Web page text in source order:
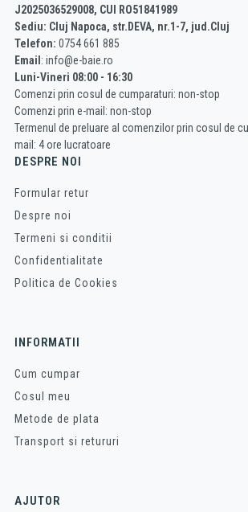
J2025036529008, CUI RO51841989
Sediu: Cluj Napoca, str.DEVA, nr.1-7, jud.Cluj
Telefon: 0754 661 885
Email : info@e-baie.ro
Luni-Vineri 08:00 - 16:30
Comenzi prin cosul de cumparaturi: non-stop
Comenzi prin e-mail: non-stop
Termenul de preluare al comenzilor prin cosul de
mail: 4 ore lucratoare
DESPRE NOI
Formular retur
Despre noi
Termeni si conditii
Confidentialitate
Politica de Cookies
INFORMATII
Cum cumpar
Cosul meu
Metode de plata
Transport si retururi
AJUTOR